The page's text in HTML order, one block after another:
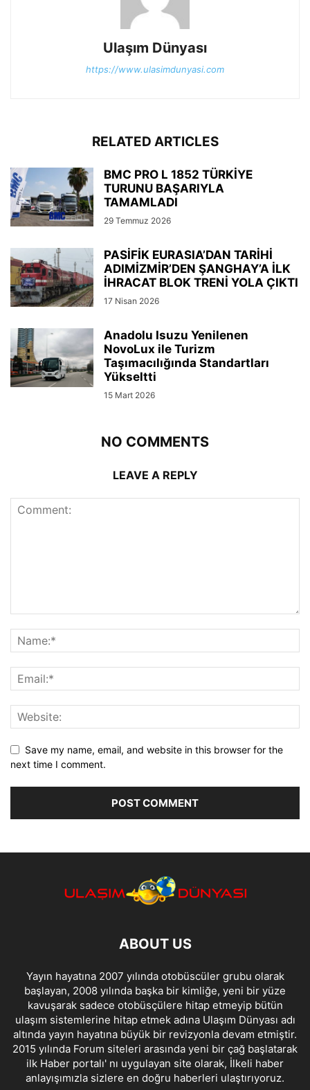
Ulaşım Dünyası
https://www.ulasimdunyasi.com
RELATED ARTICLES
BMC PRO L 1852 TÜRKİYE
TURUNU BAŞARIYLA
TAMAMLADI
29 Temmuz 2026
PASİFİK EURASIA’DAN TARİHİ
ADIMİZMİR’DEN ŞANGHAY’A İLK
İHRACAT BLOK TRENİ YOLA ÇIKTI
17 Nisan 2026
Anadolu Isuzu Yenilenen
NovoLux ile Turizm
Taşımacılığında Standartları
Yükseltti
15 Mart 2026
NO COMMENTS
LEAVE A REPLY
Save my name, email, and website in this browser for the
next time I comment.
ABOUT US
Yayın hayatına 2007 yılında otobüscüler grubu olarak
başlayan, 2008 yılında başka bir kimliğe, yeni bir yüze
kavuşarak sadece otobüsçülere hitap etmeyip bütün
ulaşım sistemlerine hitap etmek adına Ulaşım Dünyası adı
altında yayın hayatına büyük bir revizyonla devam etmiştir.
2015 yılında Forum siteleri arasında yeni bir çağ başlatarak
ilk Haber portalı' nı uygulayan site olarak, İlkeli haber
anlayışımızla sizlere en doğru haberleri ulaştırıyoruz.